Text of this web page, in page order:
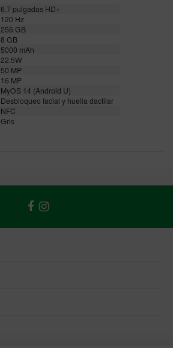
6.7 pulgadas HD+
120 Hz
256 GB
8 GB
5000 mAh
22.5W
50 MP
16 MP
MyOS 14 (Android U)
Desbloqueo facial y huella dactilar
NFC
Gris